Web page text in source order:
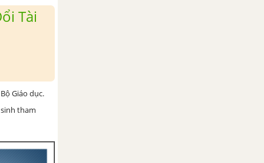
Tài
Giáo dục.
tham